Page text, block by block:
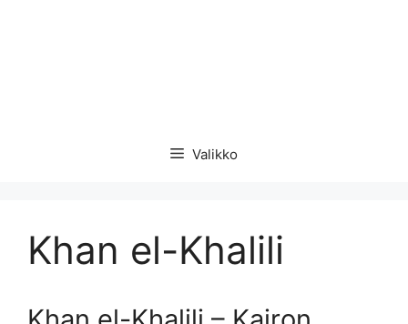
Valikko
Khan el-Khalili